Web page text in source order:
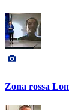
Zona rossa